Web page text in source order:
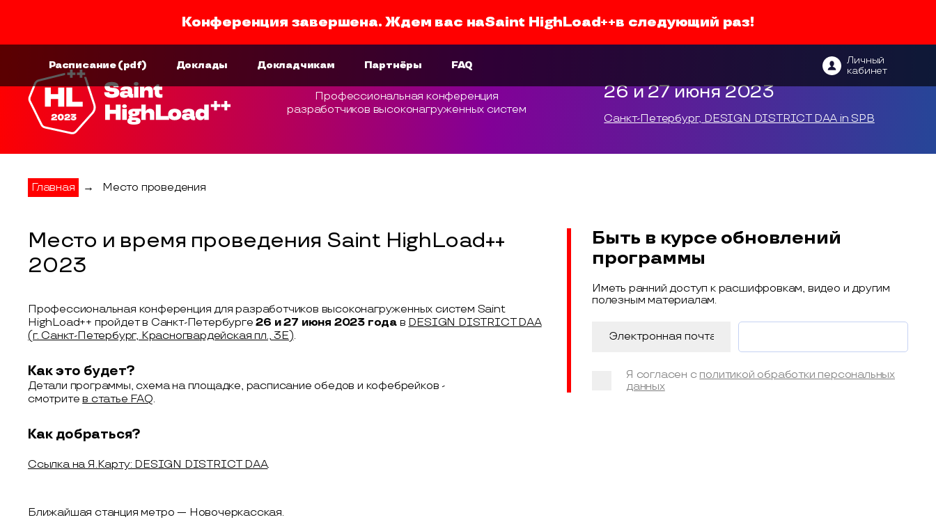
Конференция завершена. Ждем вас наSaint HighLoad++в следующий раз!
Расписание(pdf) Доклады Докладчикам Партнёры FAQ
Личный
кабинет
Профессиональная конференция
разработчиков высоконагруженных систем
26 и 27 июня 2023
Санкт-Петербург, DESIGN DISTRICT DAA in SPB
Главная → Место проведения
Место и время проведения Saint HighLoad++
2023
Профессиональная конференция для разработчиков высоконагруженных систем Saint
HighLoad++ пройдет в Санкт-Петербурге26 и 27 июня 2023 года в DESIGN DISTRICT DAA
(г. Санкт-Петербург, Красногвардейская пл., 3Е).
Как это будет?
Детали программы, схема на площадке, расписание обедов и кофебрейков -
смотритев статье FAQ.
Как добраться?
Cсылка на Я.Карту: DESIGN DISTRICT DAA.
Ближайшая станция метро — Новочеркасская.
Быть в курсе обновлений
программы
Иметь ранний доступ к расшифровкам, видео и другим
полезным материалам.
Я согласен с политикой обработки персональных
данных